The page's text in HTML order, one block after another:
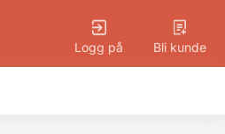
Logg på Bli kunde